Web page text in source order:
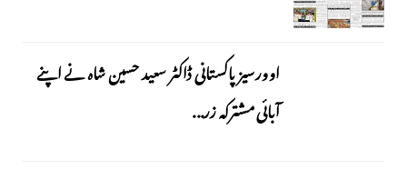
اوورسیز پاکستانی ڈاکٹر سعید حسین شاہ نے اپنے
آبائی مشترکہ زر...